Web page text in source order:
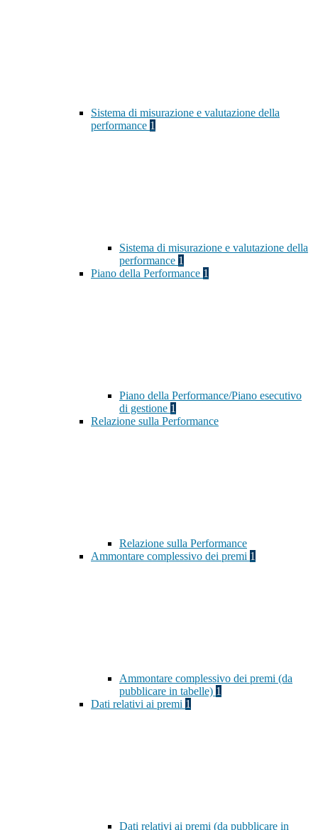
Sistema di misurazione e valutazione della
performance 1
Sistema di misurazione e valutazione della
performance 1
Piano della Performance 1
Piano della Performance/Piano esecutivo
di gestione 1
Relazione sulla Performance
Relazione sulla Performance
Ammontare complessivo dei premi 1
Ammontare complessivo dei premi (da
pubblicare in tabelle) 1
Dati relativi ai premi 1
Dati relativi ai premi (da pubblicare in